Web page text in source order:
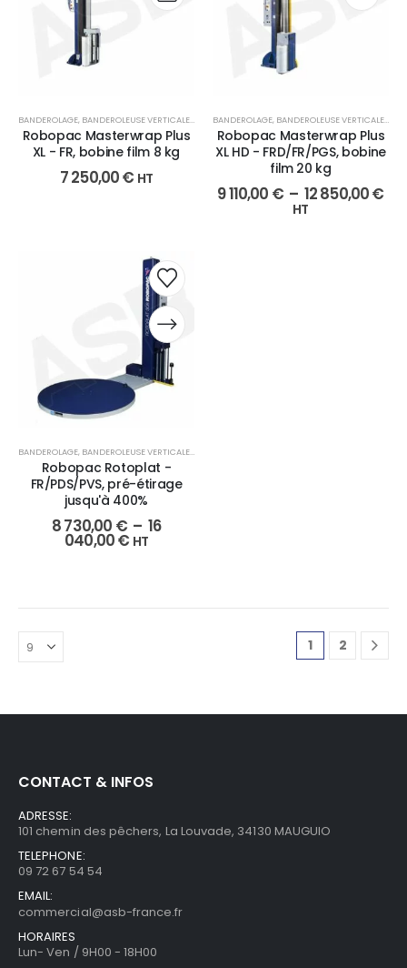
BANDEROLAGE, BANDEROLEUSE VERTICALE,EMBALLAGE
Robopac Masterwrap Plus
XL - FR, bobine film 8 kg
7 250,00€ HT
BANDEROLAGE, BANDEROLEUSE VERTICALE,
Robopac Masterwrap Plus
XL HD - FRD/FR/PGS, bobine
film 20 kg
9 110,00 € – 12 850,00€
HT
BANDEROLAGE, BANDEROLEUSE VERTICALE
Robopac Rotoplat -
FR/PDS/PVS, pré-étirage
jusqu'à 400%
8 730,00 € – 16
040,00€ HT
1 2
CONTACT & INFOS
ADRESSE:
101 chemin des pêchers, La Louvade, 34130 MAUGUIO
TELEPHONE:
09 72 67 54 54
EMAIL:
commercial@asb-france.fr
HORAIRES
Lun- Ven / 9H00 - 18H00